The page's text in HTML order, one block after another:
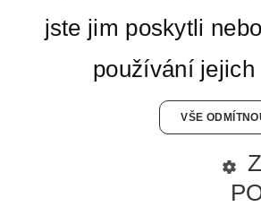
jste jim poskytli
používání
VŠE